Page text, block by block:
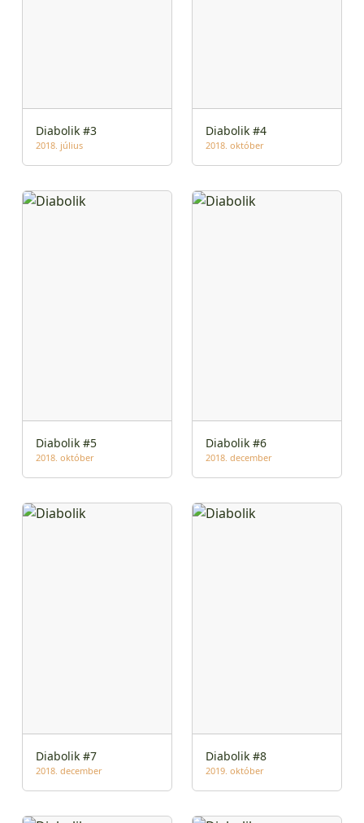
Diabolik #3
2018. július
Diabolik #4
2018. október
Diabolik #5
2018. október
Diabolik #6
2018. december
Diabolik #7
2018. december
Diabolik #8
2019. október